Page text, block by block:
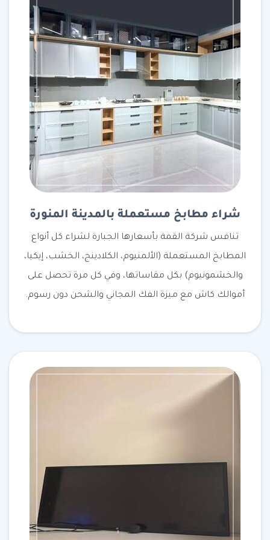
شراء مطابخ مستعملة بالمدينة المنورة
تنافس شركة القمة بأسعارها الجبارة لشراء كل أنواع
المطابخ المستعملة (الألمنيوم، الكلادينج، الخشب، إيكيا،
والخشمونيوم) بكل مقاساتها، وفي كل مرة تحصل على
أموالك كاش مع ميزة الفك المجاني والشحن دون رسوم.